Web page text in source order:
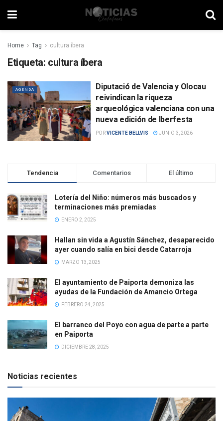
Home Tag cultura íbera
Etiqueta: cultura íbera
AGENDA
Diputació de Valencia y Olocau
reivindican la riqueza
arqueológica valenciana con una
nueva edición de Iberfesta
PORVICENTE BELLVIS JUNIO 3, 2026
Tendencia Comentarios El último
Lotería del Niño: números más buscados y
terminaciones más premiadas
ENERO 2, 2025
Hallan sin vida a Agustín Sánchez, desaparecido
ayer cuando salía en bici desde Catarroja
MARZO 13, 2025
El ayuntamiento de Paiporta demoniza las
ayudas de la Fundación de Amancio Ortega
FEBRERO 24, 2025
El barranco del Poyo con agua de parte a parte
en Paiporta
DICIEMBRE 28, 2025
Noticias recientes